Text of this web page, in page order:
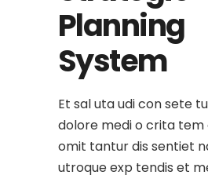
Planning
System
Et sal uta udi con sete
dolore medi o crita tem
omit tantur dis sentiet
utroque exp tendis et